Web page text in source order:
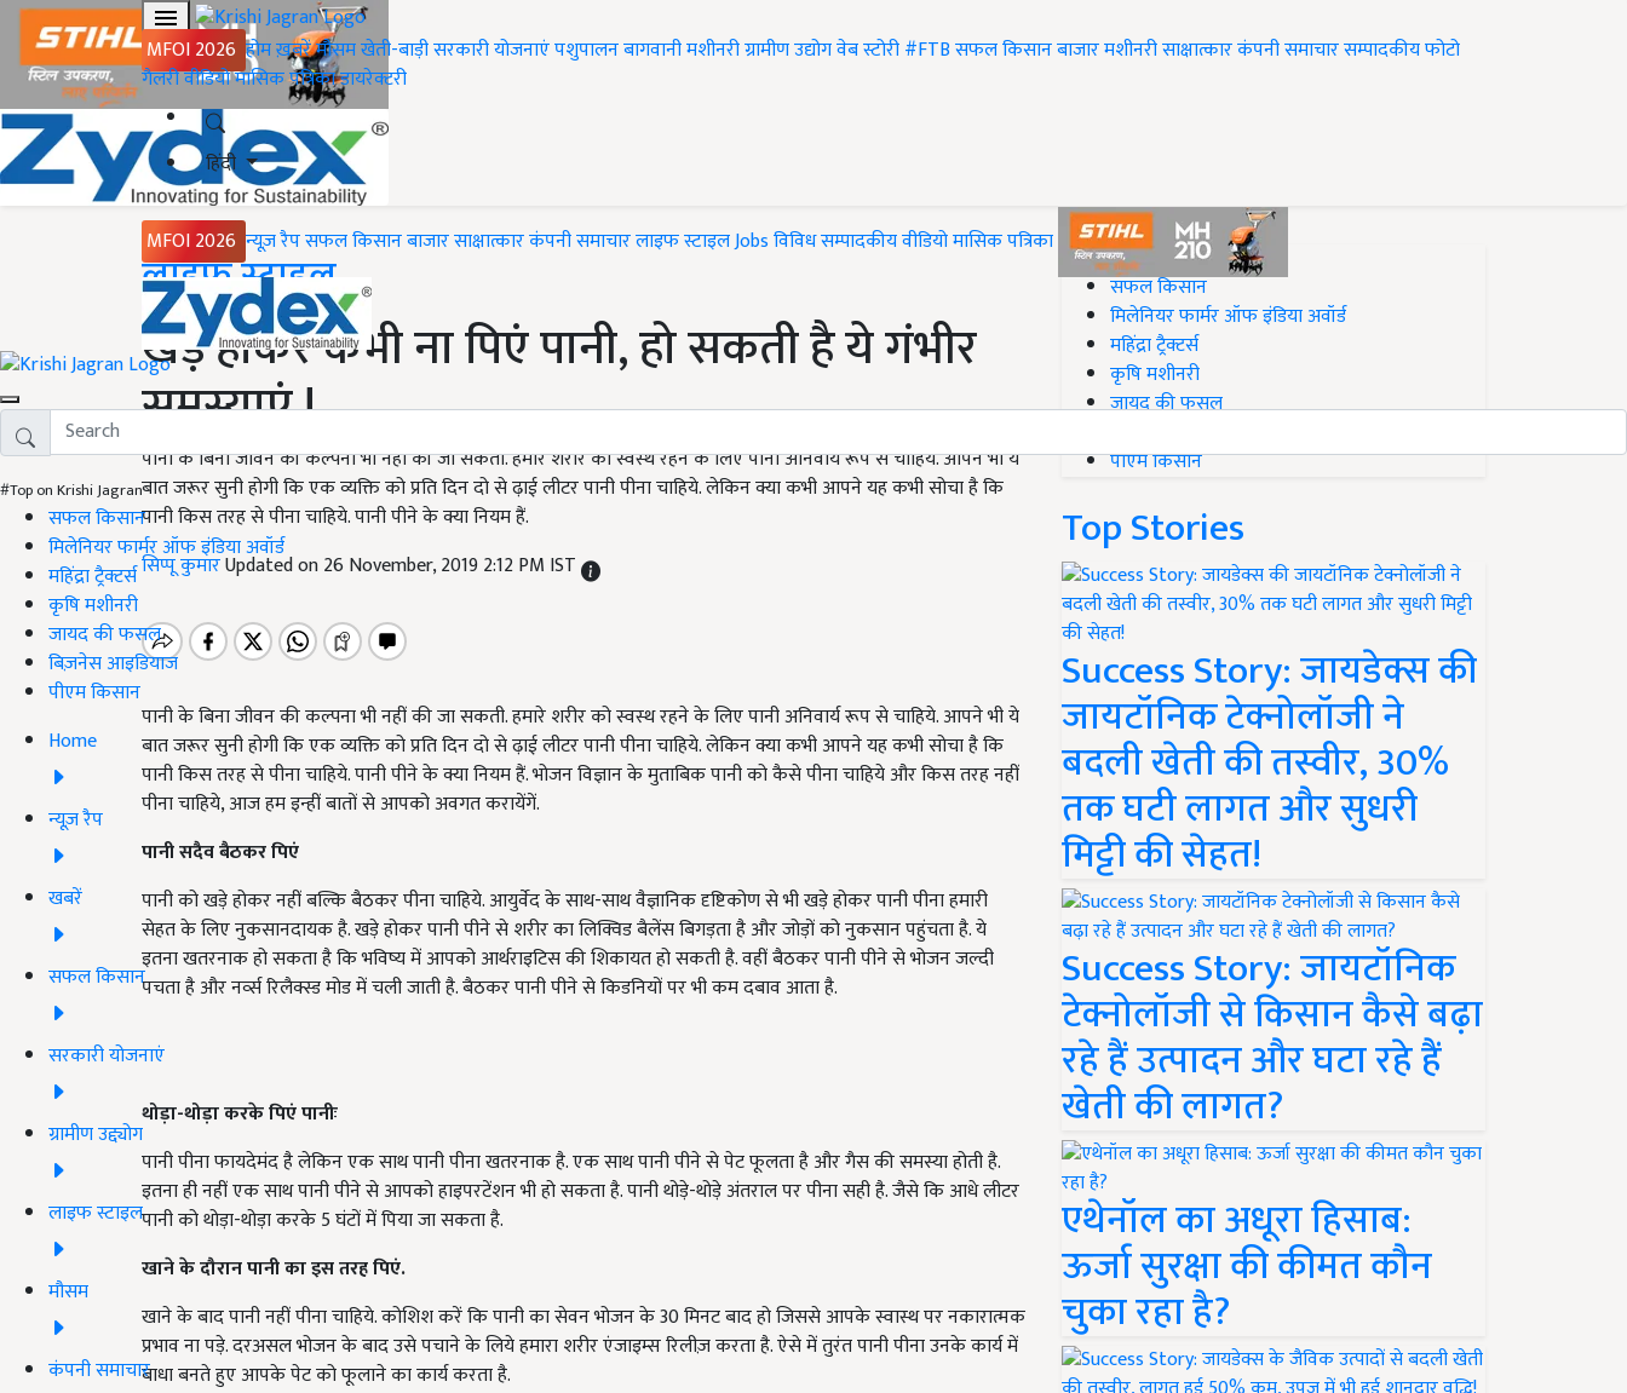
MFOI 2026 होमख़बरेंमौसमखेती-बाड़ीसरकारी योजनाएंपशुपालनबागवानीमशीनरीग्रामीण उद्योगवेब स्टोरी#FTBसफल किसानबाजारमशीनरीसाक्षात्कारकंपनी समाचारसम्पादकीयफोटो
गैलरीवीडियोमासिक पत्रिकाडायरेक्टरी
हिंदी
MFOI 2026 न्यूज़ रैपसफल किसानबाजारसाक्षात्कारकंपनी समाचारलाइफ स्टाइलJobsविविधसम्पादकीयवीडियोमासिक पत्रिका
#Top on Krishi Jagran
सफल किसान
मिलेनियर फार्मर ऑफ इंडिया अवॉर्ड
महिंद्रा ट्रैक्टर्स
कृषि मशीनरी
जायद की फसल
बिज़नेस आइडियाज
पीएम किसान
Home
न्यूज़ रैप
खबरें
सफल किसान
सरकारी योजनाएं
ग्रामीण उद्द्योग
लाइफ स्टाइल
मौसम
कंपनी समाचार
Home
लाइफ स्टाइल
खड़े होकर कभी ना पिएं पानी, हो सकती है ये गंभीर
समस्याएं !
पानी के बिना जीवन की कल्पना भी नहीं की जा सकती. हमारे शरीर को स्वस्थ रहने के लिए पानी अनिवार्य रूप से चाहिये. आपने भी ये
बात जरूर सुनी होगी कि एक व्यक्ति को प्रति दिन दो से ढ़ाई लीटर पानी पीना चाहिये. लेकिन क्या कभी आपने यह कभी सोचा है कि
पानी किस तरह से पीना चाहिये. पानी पीने के क्या नियम हैं.
सिप्पू कुमारUpdated on 26 November, 2019 2:12 PM IST
पानी के बिना जीवन की कल्पना भी नहीं की जा सकती. हमारे शरीर को स्वस्थ रहने के लिए पानी अनिवार्य रूप से चाहिये. आपने भी ये
बात जरूर सुनी होगी कि एक व्यक्ति को प्रति दिन दो से ढ़ाई लीटर पानी पीना चाहिये. लेकिन क्या कभी आपने यह कभी सोचा है कि
पानी किस तरह से पीना चाहिये. पानी पीने के क्या नियम हैं. भोजन विज्ञान के मुताबिक पानी को कैसे पीना चाहिये और किस तरह नहीं
पीना चाहिये, आज हम इन्हीं बातों से आपको अवगत करायेंगें.
पानी सदैव बैठकर पिएं
पानी को खड़े होकर नहीं बल्कि बैठकर पीना चाहिये. आयुर्वेद के साथ-साथ वैज्ञानिक दृष्टिकोण से भी खड़े होकर पानी पीना हमारी
सेहत के लिए नुकसानदायक है. खड़े होकर पानी पीने से शरीर का लिक्विड बैलेंस बिगड़ता है और जोड़ों को नुकसान पहुंचता है. ये
इतना खतरनाक हो सकता है कि भविष्य में आपको आर्थराइटिस की शिकायत हो सकती है. वहीं बैठकर पानी पीने से भोजन जल्दी
पचता है और नर्व्स रिलैक्स्ड मोड में चली जाती है. बैठकर पानी पीने से किडनियों पर भी कम दबाव आता है.
थोड़ा-थोड़ा करके पिएं पानीः
पानी पीना फायदेमंद है लेकिन एक साथ पानी पीना खतरनाक है. एक साथ पानी पीने से पेट फूलता है और गैस की समस्या होती है.
इतना ही नहीं एक साथ पानी पीने से आपको हाइपरटेंशन भी हो सकता है. पानी थोड़े-थोड़े अंतराल पर पीना सही है. जैसे कि आधे लीटर
पानी को थोड़ा-थोड़ा करके 5 घंटों में पिया जा सकता है.
खाने के दौरान पानी का इस तरह पिएं.
खाने के बाद पानी नहीं पीना चाहिये. कोशिश करें कि पानी का सेवन भोजन के 30 मिनट बाद हो जिससे आपके स्वास्थ पर नकारात्मक
प्रभाव ना पड़े. दरअसल भोजन के बाद उसे पचाने के लिये हमारा शरीर एंजाइम्स रिलीज़ करता है. ऐसे में तुरंत पानी पीना उनके कार्य में
बाधा बनते हुए आपके पेट को फूलाने का कार्य करता है.
#Top on Krishi Jagran
सफल किसान
मिलेनियर फार्मर ऑफ इंडिया अवॉर्ड
महिंद्रा ट्रैक्टर्स
कृषि मशीनरी
जायद की फसल
पीएम किसान
Top Stories
Success Story: जायडेक्स की
जायटॉनिक टेक्नोलॉजी ने
बदली खेती की तस्वीर, 30%
तक घटी लागत और सुधरी
मिट्टी की सेहत!
Success Story: जायटॉनिक
टेक्नोलॉजी से किसान कैसे बढ़ा
रहे हैं उत्पादन और घटा रहे हैं
खेती की लागत?
एथेनॉल का अधूरा हिसाब:
ऊर्जा सुरक्षा की कीमत कौन
चुका रहा है?